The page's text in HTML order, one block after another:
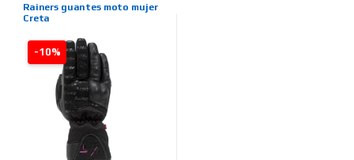
-10%
RAINERS ,TIENDA ON LINE
Rainers guantes moto mujer
Creta